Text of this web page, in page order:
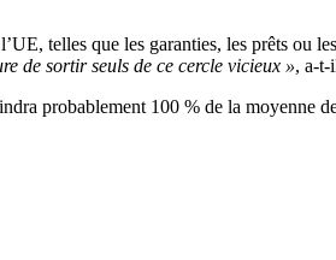
telles que les garanties, les prêts ou
de sortir seuls de ce cercle vicieux », a-t-
probablement 100 % de la moyenne